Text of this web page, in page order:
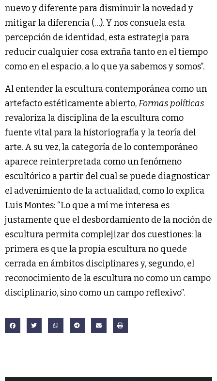
nuevo y diferente para disminuir la novedad y
mitigar la diferencia (…). Y nos consuela esta
percepción de identidad, esta estrategia para
reducir cualquier cosa extraña tanto en el tiempo
como en el espacio, a lo que ya sabemos y somos”.
Al entender la escultura contemporánea como un
artefacto estéticamente abierto,Formas políticas
revaloriza la disciplina de la escultura como
fuente vital para la historiografía y la teoría del
arte. A su vez, la categoría de lo contemporáneo
aparece reinterpretada como un fenómeno
escultórico a partir del cual se puede diagnosticar
el advenimiento de la actualidad, como lo explica
Luis Montes: “Lo que a mí me interesa es
justamente que el desbordamiento de la noción de
escultura permita complejizar dos cuestiones: la
primera es que la propia escultura no quede
cerrada en ámbitos disciplinares y, segundo, el
reconocimiento de la escultura no como un campo
disciplinario, sino como un campo reflexivo”.